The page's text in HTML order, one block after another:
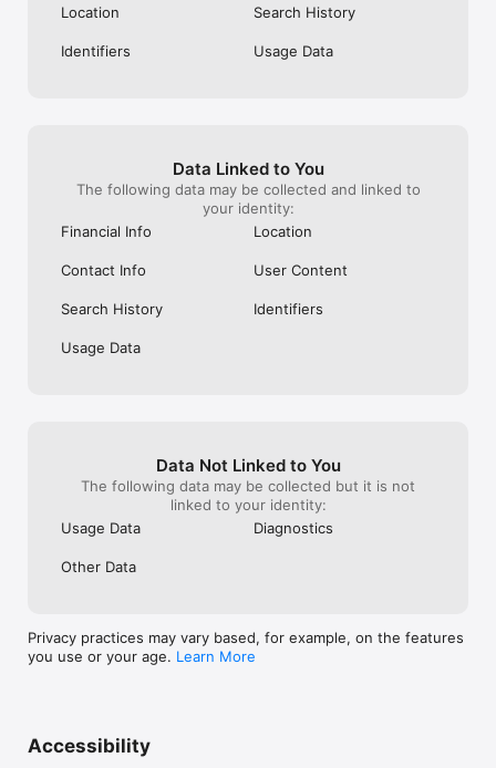
Location
Search History
Identifiers Usage Data
Data Linked to You
The following data may be collected and linked to
your identity:
Financial Info
Location
Contact Info User Content
Search History Identifiers
Usage Data
Data Not Linked to You
The following data may be collected but it is not
linked to your identity:
Usage Data
Diagnostics
Other Data
Privacy practices may vary based, for example, on the features
you use or your age. Learn More
Accessibility